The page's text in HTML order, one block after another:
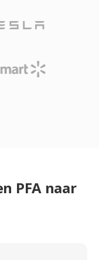
PFA naar